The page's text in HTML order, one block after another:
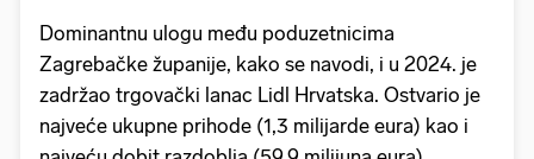
Dominantnu ulogu među poduzetnicima
Zagrebačke županije, kako se navodi, i u 2024. je
zadržao trgovački lanac Lidl Hrvatska. Ostvario je
najveće ukupne prihode (1,3 milijarde eura) kao i